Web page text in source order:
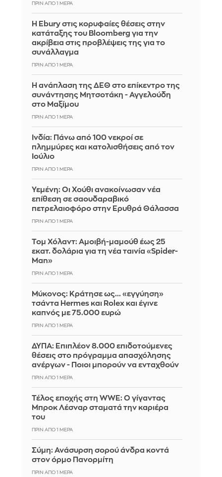
ΠΡΙΝ ΑΠΌ 1 ΜΈΡΑ
Η Ebury στις κορυφαίες θέσεις στην
κατάταξης του Bloomberg για την
ακρίβεια στις προβλέψεις της για το
συνάλλαγμα
ΠΡΙΝ ΑΠΌ 1 ΜΈΡΑ
Η ανάπλαση της ΔΕΘ στο επίκεντρο της
συνάντησης Μητσοτάκη - Αγγελούδη
στο Μαξίμου
ΠΡΙΝ ΑΠΌ 1 ΜΈΡΑ
Ινδία: Πάνω από 100 νεκροί σε
πλημμύρες και κατολισθήσεις από τον
Ιούλιο
ΠΡΙΝ ΑΠΌ 1 ΜΈΡΑ
Υεμένη: Οι Χούθι ανακοίνωσαν νέα
επίθεση σε σαουδαραβικό
πετρελαιοφόρο στην Ερυθρά Θάλασσα
ΠΡΙΝ ΑΠΌ 1 ΜΈΡΑ
Τομ Χόλαντ: Αμοιβή-μαμούθ έως 25
εκατ. δολάρια για τη νέα ταινία «Spider-
Man»
ΠΡΙΝ ΑΠΌ 1 ΜΈΡΑ
Μύκονος: Κράτησε ως... «εγγύηση»
τσάντα Hermes και Rolex και έγινε
καπνός με 75.000 ευρώ
ΠΡΙΝ ΑΠΌ 1 ΜΈΡΑ
ΔΥΠΑ: Επιπλέον 8.000 επιδοτούμενες
θέσεις στο πρόγραμμα απασχόλησης
ανέργων - Ποιοι μπορούν να ενταχθούν
ΠΡΙΝ ΑΠΌ 1 ΜΈΡΑ
Τέλος εποχής στη WWE: Ο γίγαντας
Μπροκ Λέσναρ σταματά την καριέρα
του
ΠΡΙΝ ΑΠΌ 1 ΜΈΡΑ
Σύμη: Ανάσυρση σορού άνδρα κοντά
στον όρμο Πανορμίτη
ΠΡΙΝ ΑΠΌ 1 ΜΈΡΑ